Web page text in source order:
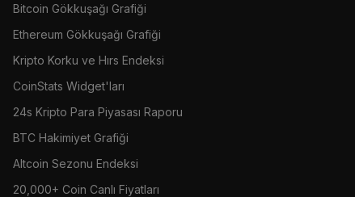
Bitcoin Gökkuşağı Grafiği
Ethereum Gökkuşağı Grafiği
Kripto Korku ve Hırs Endeksi
CoinStats Widget'ları
24s Kripto Para Piyasası Raporu
BTC Hakimiyet Grafiği
Altcoin Sezonu Endeksi
20,000+ Coin Canlı Fiyatları